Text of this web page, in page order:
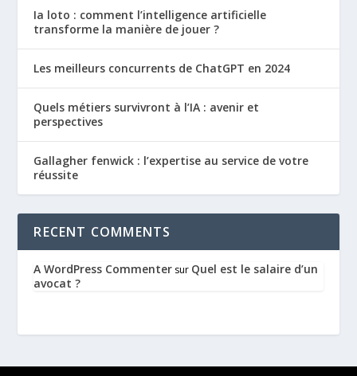
Ia loto : comment l’intelligence artificielle
transforme la manière de jouer ?
Les meilleurs concurrents de ChatGPT en 2024
Quels métiers survivront à l’IA : avenir et
perspectives
Gallagher fenwick : l’expertise au service de votre
réussite
RECENT COMMENTS
A WordPress Commenter sur Quel est le salaire d’un
avocat ?